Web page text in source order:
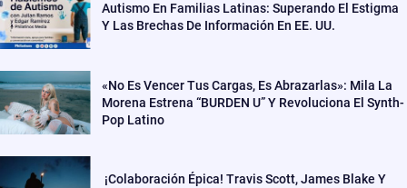
Autismo En Familias Latinas: Superando El Estigma
Y Las Brechas De Información En EE. UU.
«No Es Vencer Tus Cargas, Es Abrazarlas»: Mila La
Morena Estrena “BURDEN U” Y Revoluciona El Synth-
Pop Latino
¡Colaboración Épica! Travis Scott, James Blake Y